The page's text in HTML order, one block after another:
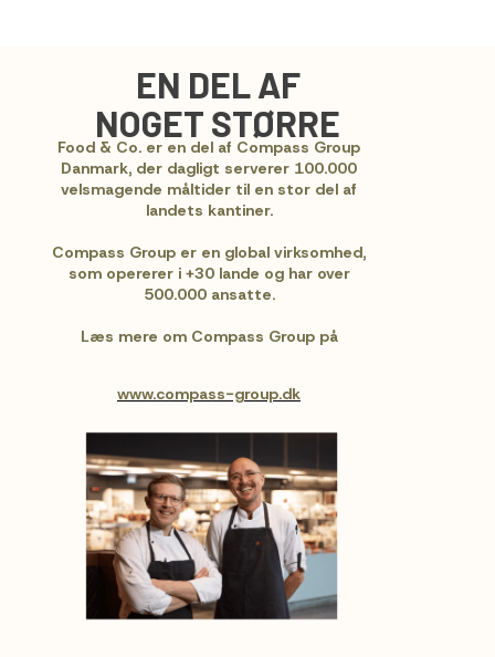
EN DEL AF
NOGET STØRRE
Food & Co. er en del af Compass Group
Danmark, der dagligt serverer 100.000
velsmagende måltider til en stor del af
landets kantiner.
Compass Group er en global virksomhed,
som opererer i +30 lande og har over
500.000 ansatte.
Læs mere om Compass Group på
www.compass-group.dk